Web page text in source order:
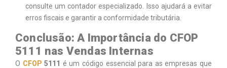
consulte um contador especializado. Isso ajudará a evitar
erros fiscais e garantir a conformidade tributária.
Conclusão: A Importância do CFOP
5111 nas Vendas Internas
O CFOP 5111 é um código essencial para as empresas que